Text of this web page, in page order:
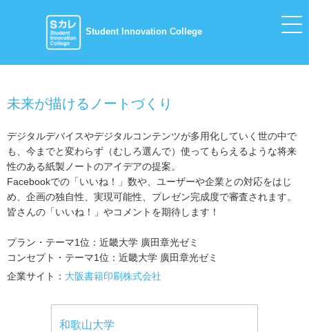
Student Innovation College
未来が描けるノートづくり
デジタルデバイスやデジタルコンテンツが多用化していく世の中で
も、今までと変わらず（むしろ選んで）使ってもらえるような将来
性のある紙製ノートのアイデアの提案。
Facebookでの「いいね！」数や、ユーザーや企業との対応をはじ
め、企画の独自性、実現可能性、プレゼン完成度で審査されます。
皆さんの「いいね！」やコメントを期待します！
プラン・テーマ1位：近畿大学 廣田章光ゼミ
コンセプト・テーマ1位：近畿⼤学 廣⽥章光ゼミ
企業サイト： 大阪書籍印刷株式会社
和歌山大学